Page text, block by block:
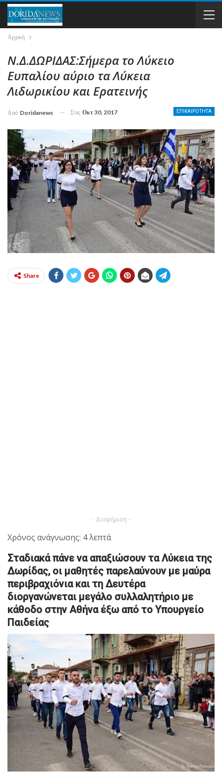
Αρχική
Ν.Δ.ΔΩΡΙΔΑΣ:Σήμερα το Λύκειο
Ευπαλίου αύριο τα Λύκεια
Λιδωρικίου και Ερατεινής
ΕΠΙΚΑΙΡΟΤΗΤΑ
Από Doridanews Στις Οκτ 30, 2017
Share
- Διαφήμιση -
Χρόνος ανάγνωσης: 4 λεπτά
Σταδιακά πάνε να απαξιώσουν τα Λύκεια της
Δωρίδας, οι μαθητές παρελαύνουν με μαύρα
περιβραχιόνια και τη Δευτέρα
διοργανώνεται μεγάλο συλλαλητήριο με
κάθοδο στην Αθήνα έξω από το Υπουργείο
Παιδείας